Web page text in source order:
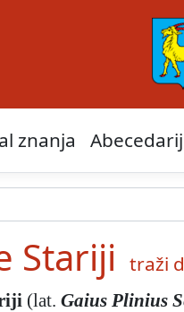
znanja Abecedarij
Stariji traži
(lat. Gaius Plinius